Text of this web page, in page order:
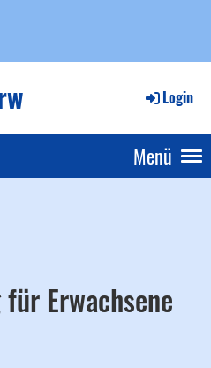
Login
Menü
Erwachsene